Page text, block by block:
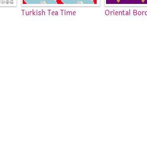
Turkish Tea Time Oriental